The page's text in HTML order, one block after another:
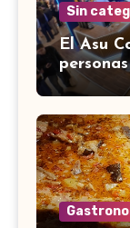
Sin
El Asu